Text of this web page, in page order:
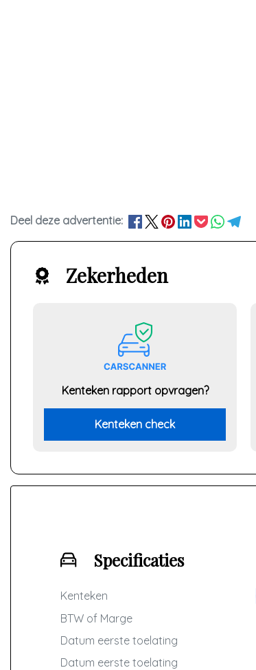
Deel deze advertentie:
Zekerheden
Kenteken rapport opvragen?
Kenteken check
Specificaties
Kenteken
BTW of Marge
Datum eerste toelating
Datum eerste toelating